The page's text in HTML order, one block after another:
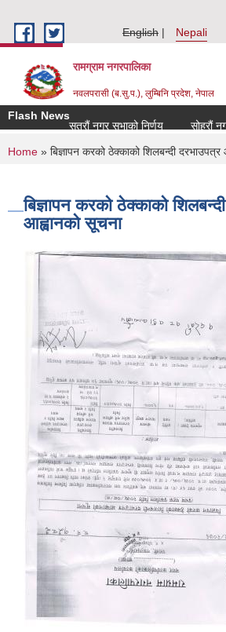
English
Nepali
रामग्राम नगरपालिका
नवलपरासी (ब.सु.प.), लुम्बिनि प्रदेश, नेपाल
Flash News
सत्रौं नगर सभाको निर्णय
सोह्रौं
You are here
Home » बिज्ञापन करको ठेक्काको शिलबन्दी दरभाउपत्र
बिज्ञापन करको ठेक्काको
आह्वानको सूचना